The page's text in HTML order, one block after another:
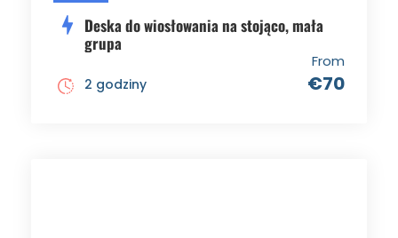
Deska do wiosłowania na stojąco, mała
grupa
From
€70
2 godziny